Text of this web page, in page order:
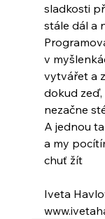
sladkosti
stále dál a
v
vytvářet a
dokud
nezačne
A jednou
a my
chuť žít
Iveta